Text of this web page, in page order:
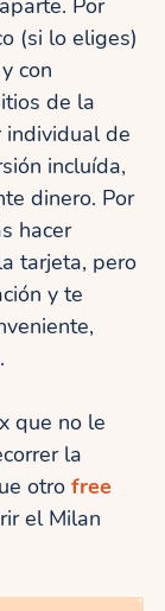
Por
(si lo eliges)
con
de la
individual de
incluída,
dinero. Por
hacer
tarjeta, pero
y te
que no le
la
otro free
el Milan